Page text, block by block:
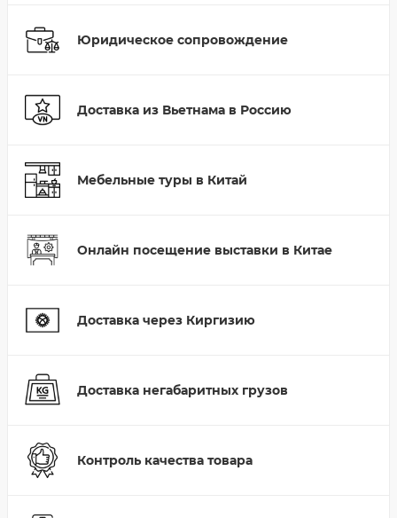
Юридическое сопровождение
Доставка из Вьетнама в Россию
Мебельные туры в Китай
Онлайн посещение выставки в Китае
Доставка через Киргизию
Доставка негабаритных грузов
Контроль качества товара